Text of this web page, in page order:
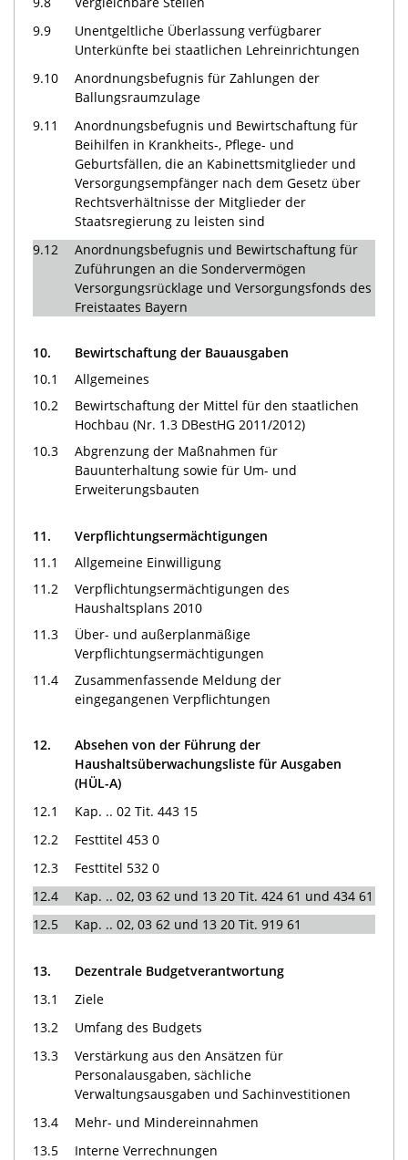
9.9
Unentgeltliche Überlassung verfügbarer
Unterkünfte bei staatlichen Lehreinrichtungen
9.10
Anordnungsbefugnis für Zahlungen der
Ballungsraumzulage
9.11
Anordnungsbefugnis und Bewirtschaftung für
Beihilfen in Krankheits-, Pflege- und
Geburtsfällen, die an Kabinettsmitglieder und
Versorgungsempfänger nach dem Gesetz über
Rechtsverhältnisse der Mitglieder der
Staatsregierung zu leisten sind
9.12
Anordnungsbefugnis und Bewirtschaftung für
Zuführungen an die Sondervermögen
Versorgungsrücklage und Versorgungsfonds des
Freistaates Bayern
10.
Bewirtschaftung der Bauausgaben
10.1
Allgemeines
10.2
Bewirtschaftung der Mittel für den staatlichen
Hochbau (Nr. 1.3 DBestHG 2011/2012)
10.3
Abgrenzung der Maßnahmen für
Bauunterhaltung sowie für Um- und
Erweiterungsbauten
11.
Verpflichtungsermächtigungen
11.1
Allgemeine Einwilligung
11.2
Verpflichtungsermächtigungen des
Haushaltsplans 2010
11.3
Über- und außerplanmäßige
Verpflichtungsermächtigungen
11.4
Zusammenfassende Meldung der
eingegangenen Verpflichtungen
12.
Absehen von der Führung der
Haushaltsüberwachungsliste für Ausgaben
(HÜL-A)
12.1
Kap. .. 02 Tit. 443 15
12.2
Festtitel 453 0
12.3
Festtitel 532 0
12.4
Kap. .. 02, 03 62 und 13 20 Tit. 424 61 und 434 61
12.5
Kap. .. 02, 03 62 und 13 20 Tit. 919 61
13.
Dezentrale Budgetverantwortung
13.1
Ziele
13.2
Umfang des Budgets
13.3
Verstärkung aus den Ansätzen für
Personalausgaben, sächliche
Verwaltungsausgaben und Sachinvestitionen
13.4
Mehr- und Mindereinnahmen
13.5
Interne Verrechnungen